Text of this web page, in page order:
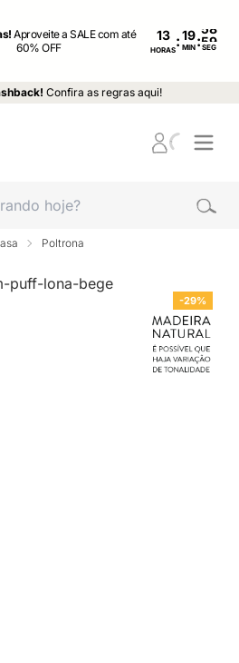
Aproveite a SALE com até
60% OFF
13
HORAS: MIN : SEG
Confira as regras aqui!
Poltrona
-29%